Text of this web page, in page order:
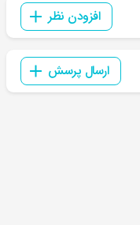
افزودن نظر
ارسال پرسش